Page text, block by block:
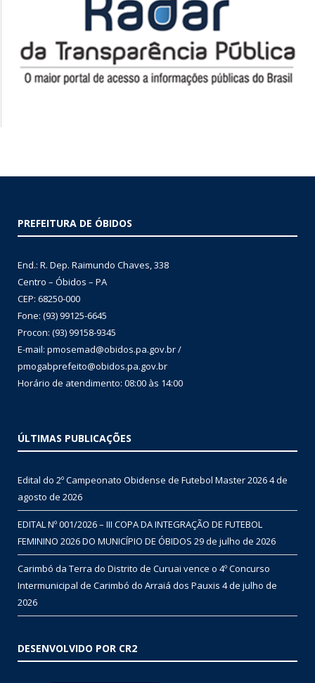
PREFEITURA DE ÓBIDOS
End.: R. Dep. Raimundo Chaves, 338
Centro – Óbidos – PA
CEP: 68250-000
Fone: (93) 99125-6645
Procon: (93) 99158-9345
E-mail: pmosemad@obidos.pa.gov.br /
pmogabprefeito@obidos.pa.gov.br
Horário de atendimento: 08:00 às 14:00
ÚLTIMAS PUBLICAÇÕES
Edital do 2º Campeonato Obidense de Futebol Master 20264 de
agosto de 2026
EDITAL Nº 001/2026 – III COPA DA INTEGRAÇÃO DE FUTEBOL
FEMININO 2026 DO MUNICÍPIO DE ÓBIDOS 29 de julho de 2026
Carimbó da Terra do Distrito de Curuai vence o 4º Concurso
Intermunicipal de Carimbó do Arraiá dos Pauxis 4 de julho de
2026
DESENVOLVIDO POR CR2